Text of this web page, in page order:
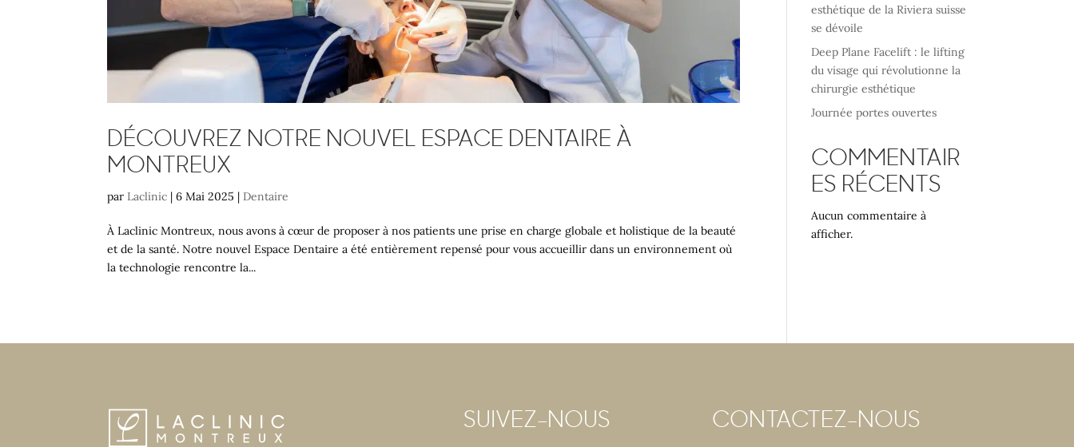
DÉCOUVREZ NOTRE NOUVEL ESPACE DENTAIRE À
MONTREUX
par Laclinic |6 Mai 2025 | Dentaire
À Laclinic Montreux, nous avons à cœur de proposer à nos patients une prise en charge globale et holistique de la beauté
et de la santé. Notre nouvel Espace Dentaire a été entièrement repensé pour vous accueillir dans un environnement où
la technologie rencontre la...
esthétique de la Riviera suisse
se dévoile
Deep Plane Facelift : le lifting
du visage qui révolutionne la
chirurgie esthétique
Journée portes ouvertes
COMMENTAIR
ES RÉCENTS
Aucun commentaire à
afficher.
SUIVEZ-NOUS CONTACTEZ-NOUS